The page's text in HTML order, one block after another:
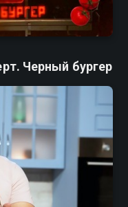
Черный бургер